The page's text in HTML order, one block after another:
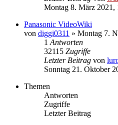
Montag 8. März 2021,
Panasonic VideoWiki
von diggi0311 » Montag 7.
1 Antworten
32115 Zugriffe
Letzter Beitrag von
Sonntag 21. Oktober
Themen
Antworten
Zugriffe
Letzter Beitrag